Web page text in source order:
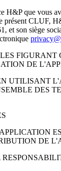
H&P que vous
CLUF,
et son siège
DE
UTILISANT
DES
DE